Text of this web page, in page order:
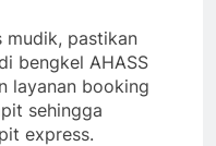
mudik, pastikan
bengkel AHASS
layanan booking
sehingga
express.